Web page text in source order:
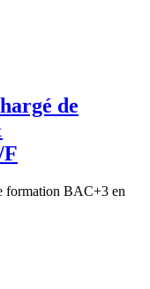
de
F
formation BAC+3 en